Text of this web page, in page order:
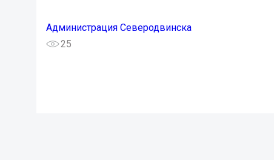
Администрация Северодвинска
25